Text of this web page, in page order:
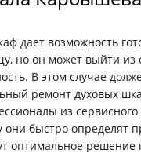
дает возможность
но он может выйти из
В этом случае
ремонт духовых
из
они быстро определят
оптимальное решение